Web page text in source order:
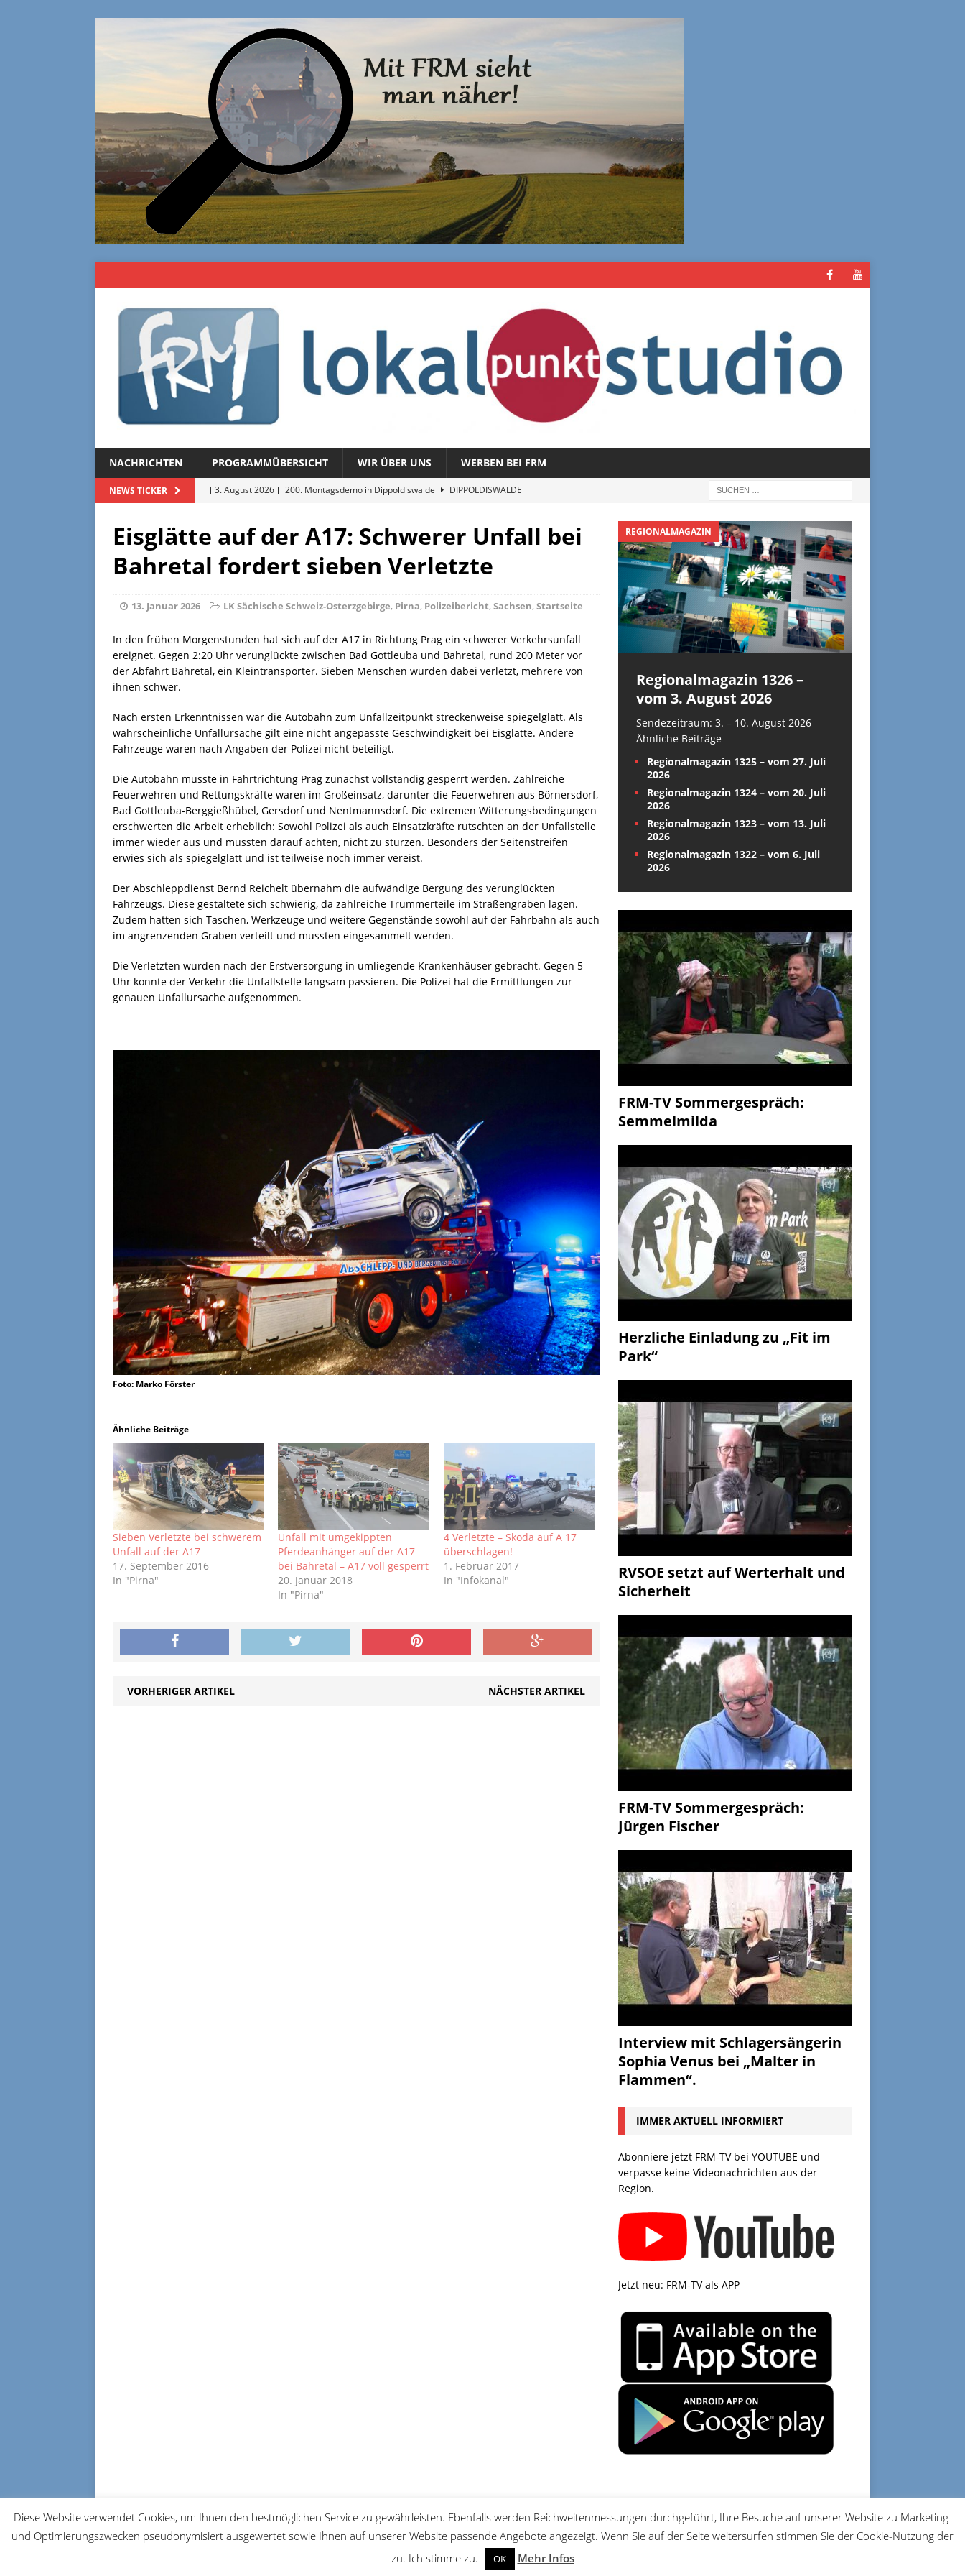
NACHRICHTEN PROGRAMMÜBERSICHT WIR ÜBER UNS WERBEN BEI FRM
NEWS TICKER [ 3. August 2026 ] 200. Montagsdemo in Dippoldiswalde
DIPPOLDISWALDE
[ 27. Juli 2026 ] Regionalmagazin 1325 – vom 27. Juli 2026
REGIONALMAGAZIN
[ 27. Juli 2026 ] Herzliche Einladung zu „Fit im Park“
FREITAL
Eisglätte auf der A17: Schwerer Unfall bei
Bahretal fordert sieben Verletzte
13. Januar 2026 LK Sächische Schweiz-Osterzgebirge, Pirna, Polizeibericht, Sachsen, Startseite
In den frühen Morgenstunden hat sich auf der A17 in Richtung Prag ein schwerer Verkehrsunfall
ereignet. Gegen 2:20 Uhr verunglückte zwischen Bad Gottleuba und Bahretal, rund 200 Meter vor
der Abfahrt Bahretal, ein Kleintransporter. Sieben Menschen wurden dabei verletzt, mehrere von
ihnen schwer.
Nach ersten Erkenntnissen war die Autobahn zum Unfallzeitpunkt streckenweise spiegelglatt. Als
wahrscheinliche Unfallursache gilt eine nicht angepasste Geschwindigkeit bei Eisglätte. Andere
Fahrzeuge waren nach Angaben der Polizei nicht beteiligt.
Die Autobahn musste in Fahrtrichtung Prag zunächst vollständig gesperrt werden. Zahlreiche
Feuerwehren und Rettungskräfte waren im Großeinsatz, darunter die Feuerwehren aus Börnersdorf,
Bad Gottleuba-Berggießhübel, Gersdorf und Nentmannsdorf. Die extremen Witterungsbedingungen
erschwerten die Arbeit erheblich: Sowohl Polizei als auch Einsatzkräfte rutschten an der Unfallstelle
immer wieder aus und mussten darauf achten, nicht zu stürzen. Besonders der Seitenstreifen
erwies sich als spiegelglatt und ist teilweise noch immer vereist.
Der Abschleppdienst Bernd Reichelt übernahm die aufwändige Bergung des verunglückten
Fahrzeugs. Diese gestaltete sich schwierig, da zahlreiche Trümmerteile im Straßengraben lagen.
Zudem hatten sich Taschen, Werkzeuge und weitere Gegenstände sowohl auf der Fahrbahn als auch
im angrenzenden Graben verteilt und mussten eingesammelt werden.
Die Verletzten wurden nach der Erstversorgung in umliegende Krankenhäuser gebracht. Gegen 5
Uhr konnte der Verkehr die Unfallstelle langsam passieren. Die Polizei hat die Ermittlungen zur
genauen Unfallursache aufgenommen.
Foto: Marko Förster
Ähnliche Beiträge
Sieben Verletzte bei schwerem
Unfall auf der A17
17. September 2016
In "Pirna"
Unfall mit umgekippten
Pferdeanhänger auf der A17
bei Bahretal – A17 voll gesperrt
20. Januar 2018
In "Pirna"
4 Verletzte – Skoda auf A 17
überschlagen!
1. Februar 2017
In "Infokanal"
VORHERIGER ARTIKEL NÄCHSTER ARTIKEL
REGIONALMAGAZIN
Regionalmagazin 1326 –
vom 3. August 2026
Sendezeitraum: 3. – 10. August 2026
Ähnliche Beiträge
Regionalmagazin 1325 – vom 27. Juli
2026
Regionalmagazin 1324 – vom 20. Juli
2026
Regionalmagazin 1323 – vom 13. Juli
2026
Regionalmagazin 1322 – vom 6. Juli
2026
FRM-TV Sommergespräch:
Semmelmilda
Herzliche Einladung zu „Fit im
Park“
RVSOE setzt auf Werterhalt und
Sicherheit
FRM-TV Sommergespräch:
Jürgen Fischer
Interview mit Schlagersängerin
Sophia Venus bei „Malter in
Flammen“.
IMMER AKTUELL INFORMIERT
Abonniere jetzt FRM-TV bei YOUTUBE und
verpasse keine Videonachrichten aus der
Region.
Jetzt neu: FRM-TV als APP
DATENSCHUTZ IMPRESSUM
© 2026 FRM-TV
Diese Website verwendet Cookies, um Ihnen den bestmöglichen Service zu gewährleisten. Ebenfalls werden Reichweitenmessungen durchgeführt, Ihre Besuche auf unserer Website zu Marketing-
und Optimierungszwecken pseudonymisiert ausgewertet sowie Ihnen auf unserer Website passende Angebote angezeigt. Wenn Sie auf der Seite weitersurfen stimmen Sie der Cookie-Nutzung der
zu. Ich stimme zu.
OK Mehr Infos